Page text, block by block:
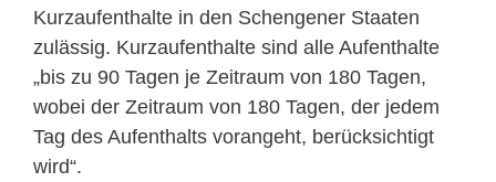
Kurzaufenthalte in den Schengener Staaten
zulässig. Kurzaufenthalte sind alle Aufenthalte
„bis zu 90 Tagen je Zeitraum von 180 Tagen,
wobei der Zeitraum von 180 Tagen, der jedem
Tag des Aufenthalts vorangeht, berücksichtigt
wird“.